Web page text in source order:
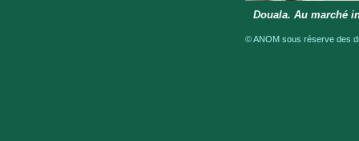
Douala. Au marché
© ANOM sous réserve des